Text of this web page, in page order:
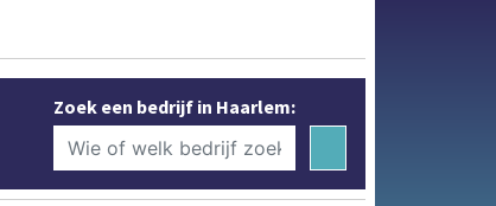
Zoek een bedrijf in Haarlem: